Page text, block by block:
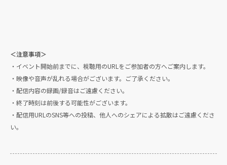
＜注意事項＞
・イベント開始前までに、視聴用のURLをご参加者の方へご案内します。
・映像や音声が乱れる場合がございます。ご了承ください。
・配信内容の録画/録音はご遠慮ください。
・終了時刻は前後する可能性がございます。
・配信用URLのSNS等への投稿、他人へのシェアによる拡散はご遠慮くださ
い。